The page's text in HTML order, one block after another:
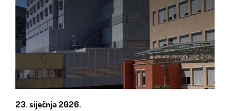
23. siječnja 2026.